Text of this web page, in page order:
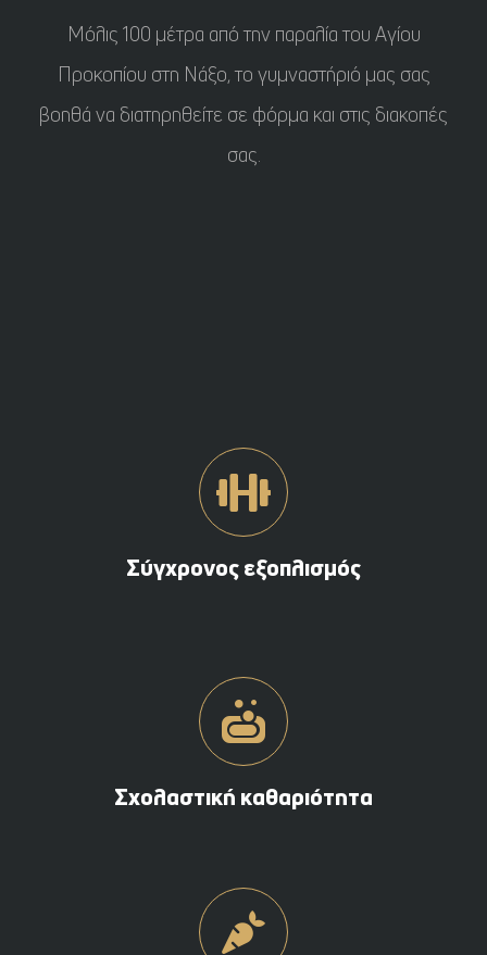
Μόλις 100 μέτρα από την παραλία του Αγίου
Προκοπίου στη Νάξο, το γυμναστήριό μας σας
βοηθά να διατηρηθείτε σε φόρμα και στις διακοπές
σας.
Σύγχρονος εξοπλισμός
Σχολαστική καθαριότητα